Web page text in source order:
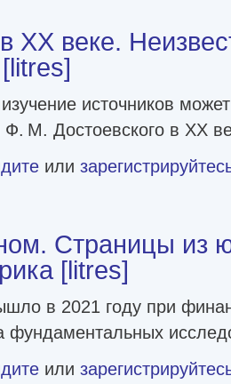
ХХ веке.
источников
М. Достоевского в XX
в ХХ веке. Неизвестные документы и
или
Страницы из
[litres]
в 2021 году при
фундаментальных
личном. Страницы из юношеского дневника.
или